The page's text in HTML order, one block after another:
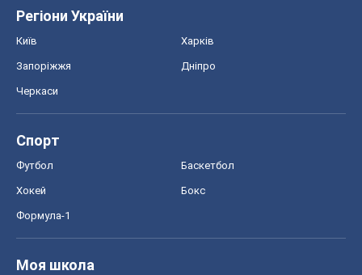
Регіони України
Київ Харків
Запоріжжя Дніпро
Черкаси
Спорт
Футбол Баскетбол
Хокей Бокс
Формула-1
Моя школа